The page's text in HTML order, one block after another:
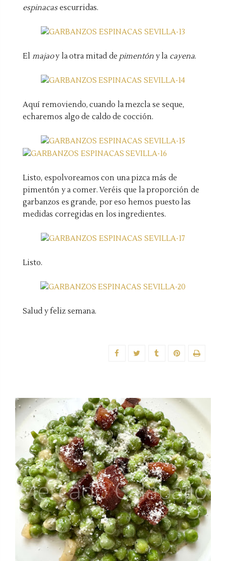
espinacasescurridas.
El majaoy la otra mitad de pimentón y la cayena.
Aquí removiendo, cuando la mezcla se seque,
echaremos algo de caldo de cocción.
Listo, espolvoreamos con una pizca más de
pimentón y a comer. Veréis que la proporción de
garbanzos es grande, por eso hemos puesto las
medidas corregidas en los ingredientes.
Listo.
Salud y feliz semana.